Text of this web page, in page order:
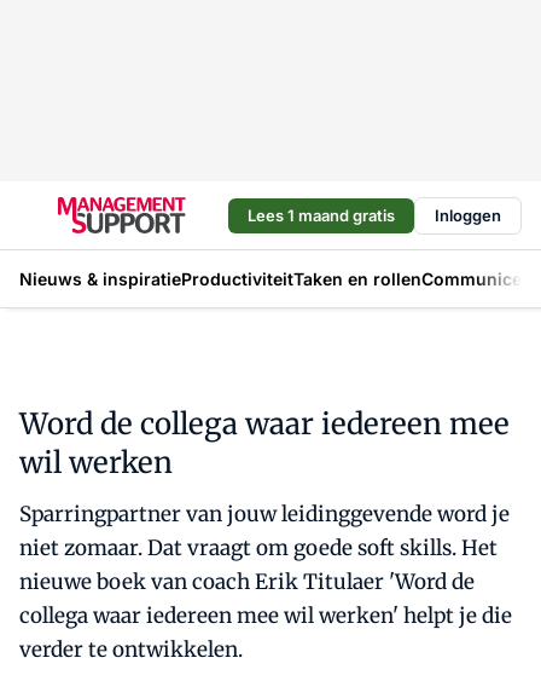
Lees 1 maand gratis Inloggen
Nieuws & inspiratieProductiviteitTaken en rollen
Word de collega waar iedereen mee
wil werken
Sparringpartner van jouw leidinggevende word je
niet zomaar. Dat vraagt om goede soft skills. Het
nieuwe boek van coach Erik Titulaer 'Word de
collega waar iedereen mee wil werken' helpt je die
verder te ontwikkelen.